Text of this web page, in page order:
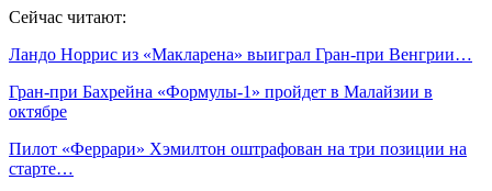
Сейчас читают:
Ландо Норрис из «Макларена» выиграл Гран‑при Венгрии…
Гран‑при Бахрейна «Формулы‑1» пройдет в Малайзии в
октябре
Пилот «Феррари» Хэмилтон оштрафован на три позиции на
старте…